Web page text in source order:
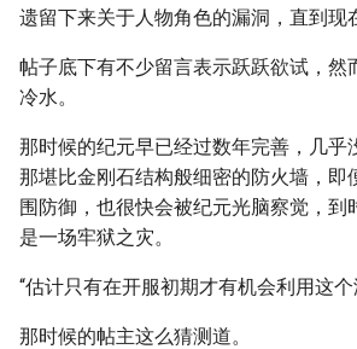
遗留下来关于人物角色的漏洞，直到现
帖子底下有不少留言表示跃跃欲试，然
冷水。
那时候的纪元早已经过数年完善，几乎
那堪比金刚石结构般细密的防火墙，即
围防御，也很快会被纪元光脑察觉，到
是一场牢狱之灾。
“估计只有在开服初期才有机会利用这个
那时候的帖主这么猜测道。